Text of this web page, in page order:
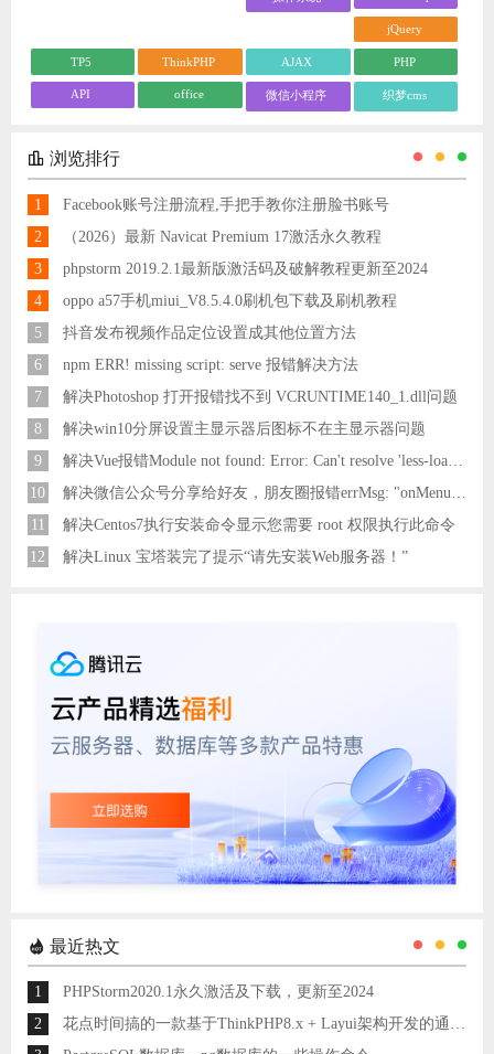
jQuery
TP5 ThinkPHP AJAX PHP
API office 微信小程序 织梦cms
浏览排行
1
Facebook账号注册流程,手把手教你注册脸书账号
2
（2026）最新 Navicat Premium 17激活永久教程
3
phpstorm 2019.2.1最新版激活码及破解教程更新至2024
4
oppo a57手机miui_V8.5.4.0刷机包下载及刷机教程
5
抖音发布视频作品定位设置成其他位置方法
6
npm ERR! missing script: serve 报错解决方法
7
解决Photoshop 打开报错找不到 VCRUNTIME140_1.dll问题
8
解决win10分屏设置主显示器后图标不在主显示器问题
9
解决Vue报错Module not found: Error: Can't resolve 'less-loader' in 'C:\Users\Hm\Desktop\vue\vue_shop'问题
10
11
解决Centos7执行安装命令显示您需要 root 权限执行此命令
12
解决Linux 宝塔装完了提示“请先安装Web服务器！”
最近热文
1
PHPStorm2020.1永久激活及下载，更新至2024
2
花点时间搞的一款基于ThinkPHP8.x + Layui架构开发的通用后台管理系统